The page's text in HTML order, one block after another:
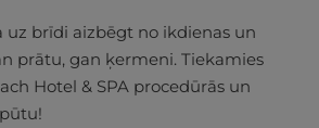
uz brīdi aizbēgt no ikdienas un
prātu, gan ķermeni. Tiekamies
Hotel & SPA procedūrās un